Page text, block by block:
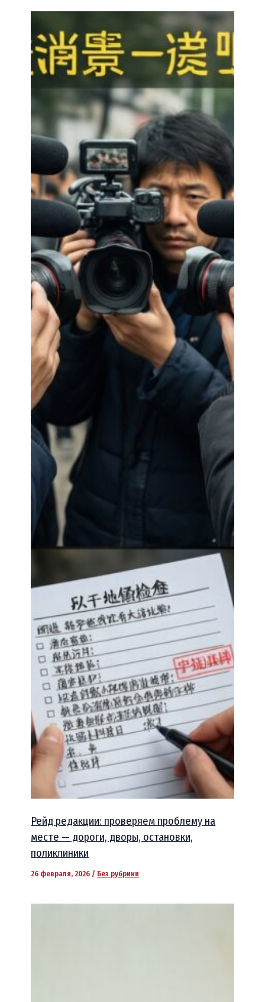
Рейд редакции: проверяем проблему на
месте — дороги, дворы, остановки,
поликлиники
26 февраля, 2026 / Без рубрики